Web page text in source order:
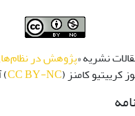
نشریه «پژوهش در
کرییتیو کامنز (CC BY-NC
)